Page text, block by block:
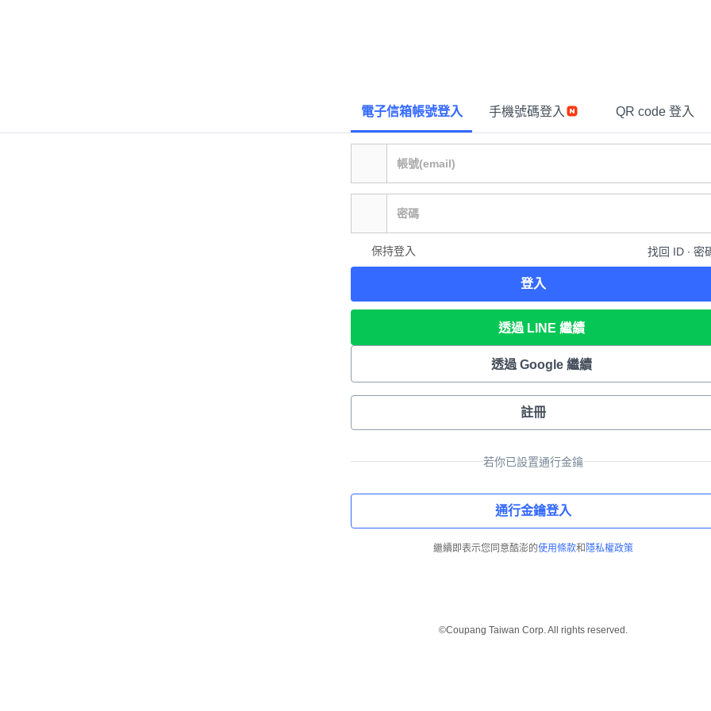
電子信箱帳號登入 手機號碼登入 QR code 登入
保持登入 找回 ID ∙ 密
登入
透過 LINE 繼續
透過 Google 繼續
註冊
若你已設置通行金鑰
通行金鑰登入
繼續即表示您同意酷澎的使用條款和 隱私權政策
©Coupang Taiwan Corp. All rights reserved.